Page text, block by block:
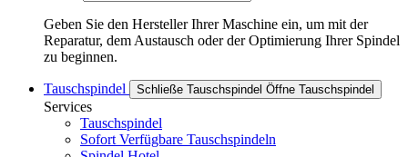
Geben Sie den Hersteller Ihrer Maschine ein, um mit der
Reparatur, dem Austausch oder der Optimierung Ihrer Spindel
zu beginnen.
Tauschspindel Schließe Tauschspindel Öffne Tauschspindel
Services
Tauschspindel
Sofort Verfügbare Tauschspindeln